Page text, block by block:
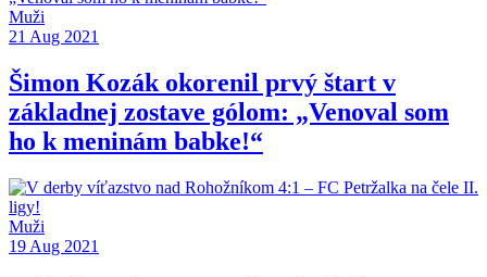
Muži
21 Aug 2021
Šimon Kozák okorenil prvý štart v
základnej zostave gólom: „Venoval som
ho k meninám babke!“
Muži
19 Aug 2021